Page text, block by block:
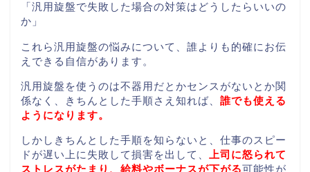
「汎用旋盤で失敗した場合の対策はどうしたらいいの
か」
これら汎用旋盤の悩みについて、誰よりも的確にお伝
えできる自信があります。
汎用旋盤を使うのは不器用だとかセンスがないとか関
係なく、きちんとした手順さえ知れば、 誰でも使える
ようになります。
しかしきちんとした手順を知らないと、仕事のスピー
ドが遅い上に失敗して損害を出して、
上司に怒られて
ストレスがたまり、給料やボーナスが下がる可能性が